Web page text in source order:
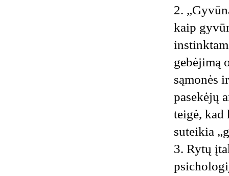
2.
kaip
gebėjimą
sąmonės
pasekėjų
teigė, kad
suteikia
3. Rytų